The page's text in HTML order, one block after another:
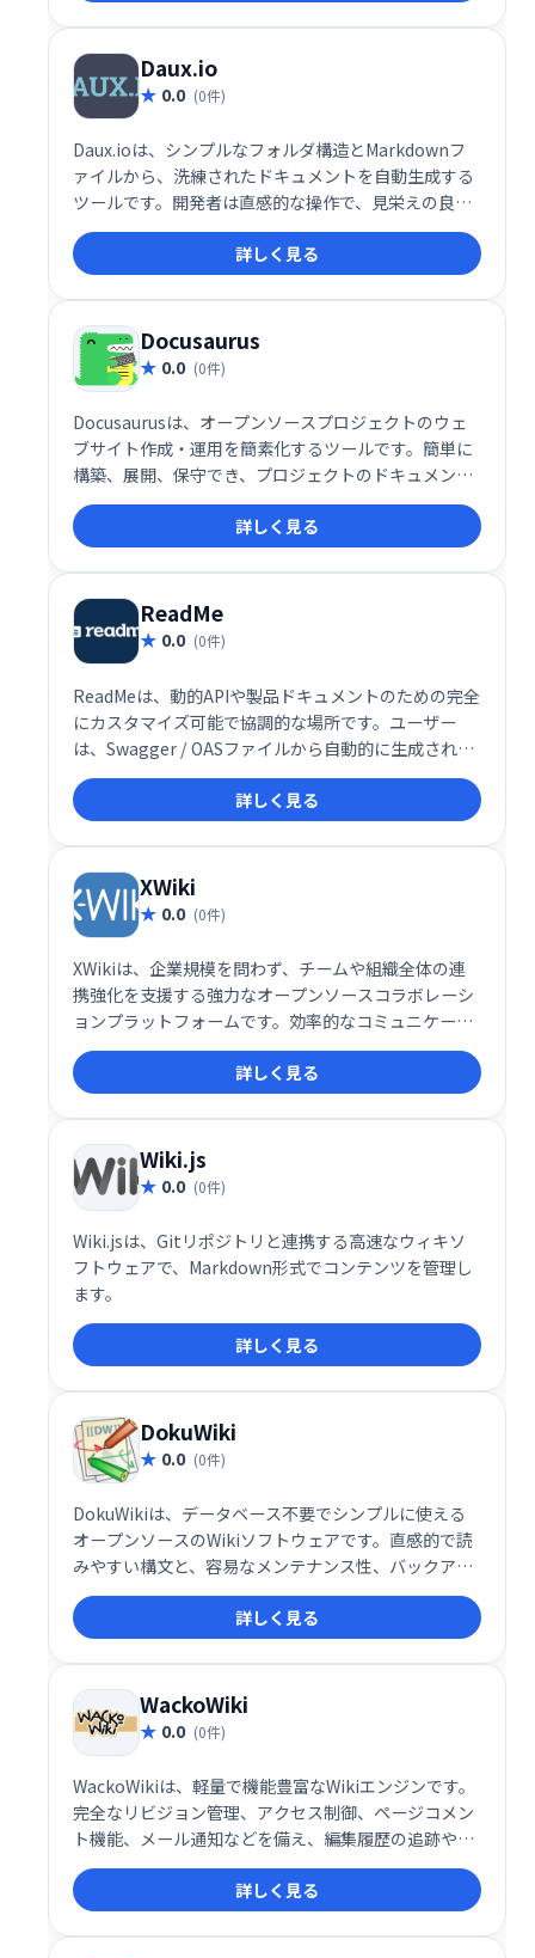
Daux.io
0.0 (0件)
Daux.ioは、シンプルなフォルダ構造とMarkdownフ
ァイルから、洗練されたドキュメントを自動生成する
ツールです。開発者は直感的な操作で、見栄えの良い
ドキュメントを作成できます。 面倒な設定や複雑な操
作は不要。 Markdownの知識があれば、すぐに使い始
めることができ、効率的なドキュメント作成を実現し
ます。 開発者にとって理想的なドキュメントジェネレ
ーターとして、多くの時間を節約し、生産性を向上さ
せます。
詳しく見る
Docusaurus
0.0 (0件)
Docusaurusは、オープンソースプロジェクトのウェ
ブサイト作成・運用を簡素化するツールです。簡単に
構築、展開、保守でき、プロジェクトのドキュメント
やブログを美しく整理できます。開発者向けに最適化
されており、スムーズなウェブサイト管理を実現しま
す。 無料でご利用いただけます。
詳しく見る
ReadMe
0.0 (0件)
ReadMeは、動的APIや製品ドキュメントのための完全
にカスタマイズ可能で協調的な場所です。ユーザー
は、Swagger / OASファイルから自動的に生成された
APIをドキュメントで直接試すことができます。ま
た、ナレッジベースプラットフォームとしても機能し
ます。また、簡単なバージョン管理と変更ログも含ま
れています。
詳しく見る
XWiki
0.0 (0件)
XWikiは、企業規模を問わず、チームや組織全体の連
携強化を支援する強力なオープンソースコラボレーシ
ョンプラットフォームです。効率的なコミュニケーシ
ョンと情報共有を実現し、組織内の情報サイロを解消
します。重要な情報への迅速かつ効率的なアクセスを
可能にし、ビジネス知識の価値を高め、時間とコスト
の節約に貢献します。あらゆる規模の組織におけるコ
ラボレーションの最適化に最適なソリューションで
す。
詳しく見る
Wiki.js
0.0 (0件)
Wiki.jsは、Gitリポジトリと連携する高速なウィキソ
フトウェアで、Markdown形式でコンテンツを管理し
ます。
詳しく見る
DokuWiki
0.0 (0件)
DokuWikiは、データベース不要でシンプルに使える
オープンソースのWikiソフトウェアです。直感的で読
みやすい構文と、容易なメンテナンス性、バックアッ
プ機能が特長です。アクセス制御や認証コネクタも備
え、企業環境にも最適。豊富なプラグインにより、多
様な用途に対応可能です。活気のあるコミュニティも
大きな強みです。
詳しく見る
WackoWiki
0.0 (0件)
WackoWikiは、軽量で機能豊富なWikiエンジンです。
完全なリビジョン管理、アクセス制御、ページコメン
ト機能、メール通知などを備え、編集履歴の追跡や複
数ユーザーでの共同作業を効率化します。多言語対
応、テンプレートエンジンなど、柔軟なカスタマイズ
も可能です。手軽に導入できるWikiシステムをお探し
の方に最適です。
詳しく見る